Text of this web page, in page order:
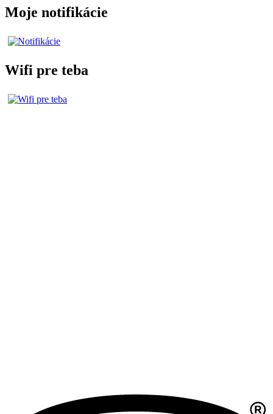
Moje notifikácie
Wifi pre teba